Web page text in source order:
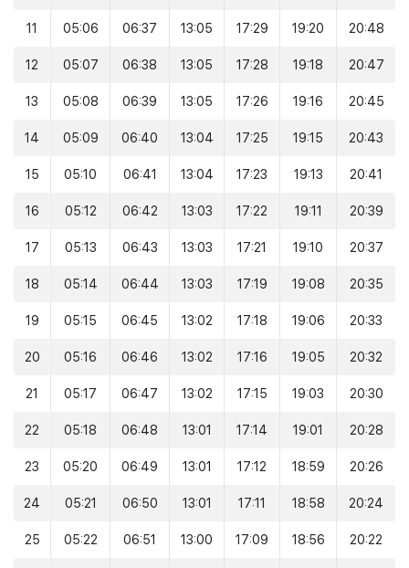
11 05:06 06:37 13:05 17:29 19:20 20:48
12 05:07 06:38 13:05 17:28 19:18 20:47
13 05:08 06:39 13:05 17:26 19:16 20:45
14 05:09 06:40 13:04 17:25 19:15 20:43
15 05:10 06:41 13:04 17:23 19:13 20:41
16 05:12 06:42 13:03 17:22 19:11 20:39
17 05:13 06:43 13:03 17:21 19:10 20:37
18 05:14 06:44 13:03 17:19 19:08 20:35
19 05:15 06:45 13:02 17:18 19:06 20:33
20 05:16 06:46 13:02 17:16 19:05 20:32
21 05:17 06:47 13:02 17:15 19:03 20:30
22 05:18 06:48 13:01 17:14 19:01 20:28
23 05:20 06:49 13:01 17:12 18:59 20:26
24 05:21 06:50 13:01 17:11 18:58 20:24
25 05:22 06:51 13:00 17:09 18:56 20:22